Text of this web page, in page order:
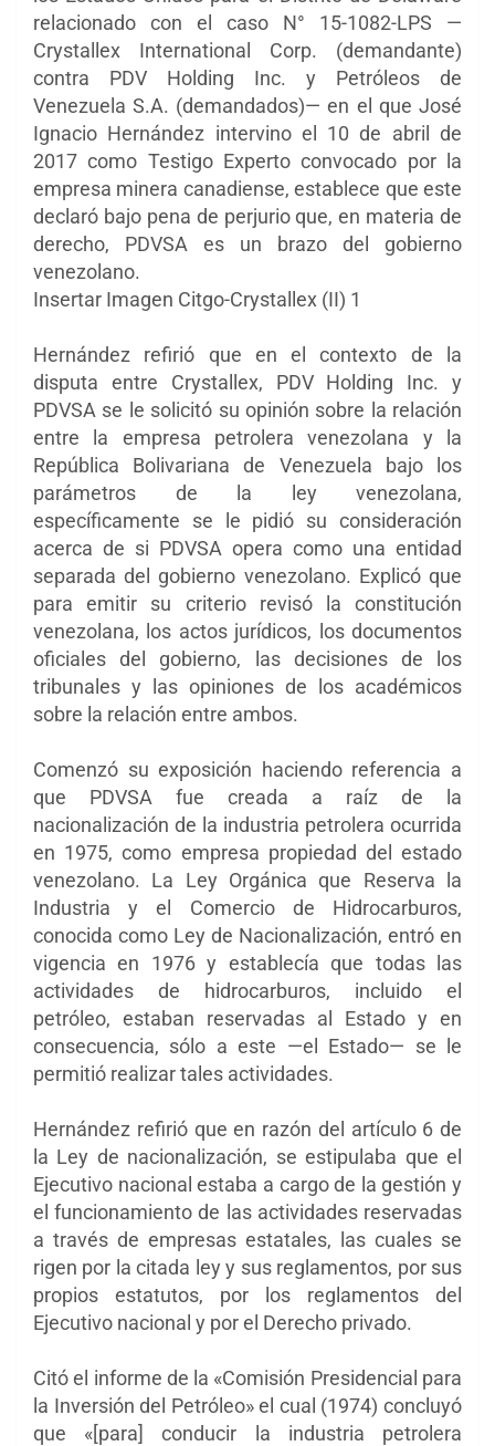
relacionado con el caso N° 15-1082-LPS —
Crystallex International Corp. (demandante)
contra PDV Holding Inc. y Petróleos de
Venezuela S.A. (demandados)— en el que José
Ignacio Hernández intervino el 10 de abril de
2017 como Testigo Experto convocado por la
empresa minera canadiense, establece que este
declaró bajo pena de perjurio que, en materia de
derecho, PDVSA es un brazo del gobierno
venezolano.
Insertar Imagen Citgo-Crystallex (II) 1
Hernández refirió que en el contexto de la
disputa entre Crystallex, PDV Holding Inc. y
PDVSA se le solicitó su opinión sobre la relación
entre la empresa petrolera venezolana y la
República Bolivariana de Venezuela bajo los
parámetros de la ley venezolana,
específicamente se le pidió su consideración
acerca de si PDVSA opera como una entidad
separada del gobierno venezolano. Explicó que
para emitir su criterio revisó la constitución
venezolana, los actos jurídicos, los documentos
oficiales del gobierno, las decisiones de los
tribunales y las opiniones de los académicos
sobre la relación entre ambos.
Comenzó su exposición haciendo referencia a
que PDVSA fue creada a raíz de la
nacionalización de la industria petrolera ocurrida
en 1975, como empresa propiedad del estado
venezolano. La Ley Orgánica que Reserva la
Industria y el Comercio de Hidrocarburos,
conocida como Ley de Nacionalización, entró en
vigencia en 1976 y establecía que todas las
actividades de hidrocarburos, incluido el
petróleo, estaban reservadas al Estado y en
consecuencia, sólo a este —el Estado— se le
permitió realizar tales actividades.
Hernández refirió que en razón del artículo 6 de
la Ley de nacionalización, se estipulaba que el
Ejecutivo nacional estaba a cargo de la gestión y
el funcionamiento de las actividades reservadas
a través de empresas estatales, las cuales se
rigen por la citada ley y sus reglamentos, por sus
propios estatutos, por los reglamentos del
Ejecutivo nacional y por el Derecho privado.
Citó el informe de la «Comisión Presidencial para
la Inversión del Petróleo» el cual (1974) concluyó
que «[para] conducir la industria petrolera